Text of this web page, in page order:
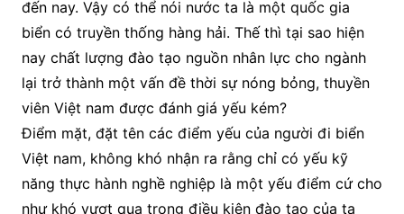
đến nay. Vậy có thể nói nước ta là một quốc gia
biển có truyền thống hàng hải. Thế thì tại sao hiện
nay chất lượng đào tạo nguồn nhân lực cho ngành
lại trở thành một vấn đề thời sự nóng bỏng, thuyền
viên Việt nam được đánh giá yếu kém?
Điểm mặt, đặt tên các điểm yếu của người đi biển
Việt nam, không khó nhận ra rằng chỉ có yếu kỹ
năng thực hành nghề nghiệp là một yếu điểm cứ cho
như khó vượt qua trong điều kiện đào tạo của ta